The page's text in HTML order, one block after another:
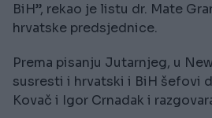
BiH”, rekao je listu dr. Mate
hrvatske predsjednice.
Prema pisanju Jutarnjeg, u
susresti i hrvatski i BiH šefovi
Kovač i Igor Crnadak i